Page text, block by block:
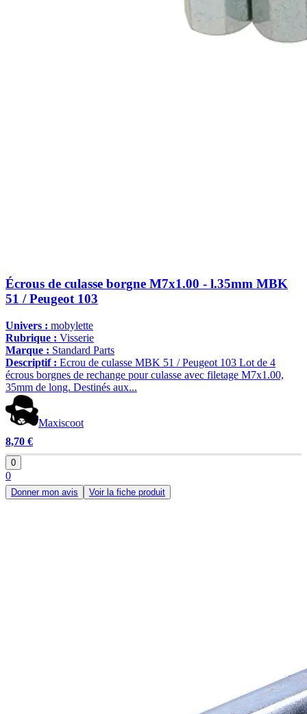
Écrous de culasse borgne M7x1.00 - l.35mm MBK
51 / Peugeot 103
Univers : mobylette
Rubrique : Visserie
Marque : Standard Parts
Descriptif : Ecrou de culasse MBK 51 / Peugeot 103 Lot de 4
écrous borgnes de rechange pour culasse avec filetage M7x1.00,
35mm de long. Destinés aux...
Maxiscoot
8,70 €
0
0
Donner mon avis Voir la fiche produit